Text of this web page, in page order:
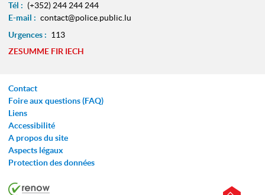
Tél : (+352) 244 244 244
E-mail : contact@police.public.lu
Urgences : 113
ZESUMME FIR IECH
Contact
Foire aux questions (FAQ)
Liens
Accessibilité
A propos du site
Aspects légaux
Protection des données